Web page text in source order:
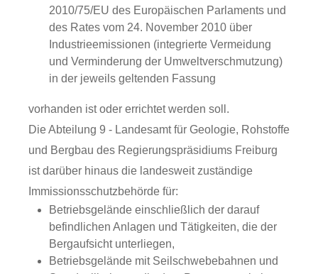
2010/75/EU des Europäischen Parlaments und
des Rates vom 24. November 2010 über
Industrieemissionen (integrierte Vermeidung
und Verminderung der Umweltverschmutzung)
in der jeweils geltenden Fassung
vorhanden ist oder errichtet werden soll.
Die Abteilung 9 - Landesamt für Geologie, Rohstoffe
und Bergbau des Regierungspräsidiums Freiburg
ist darüber hinaus die landesweit zuständige
Immissionsschutzbehörde für:
Betriebsgelände einschließlich der darauf
befindlichen Anlagen und Tätigkeiten, die der
Bergaufsicht unterliegen,
Betriebsgelände mit Seilschwebebahnen und